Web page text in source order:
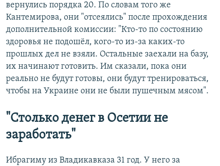
вернулись порядка 20. По словам того же
Кантемирова, они "отсеялись" после прохождения
дополнительной комиссии: "Кто-то по состоянию
здоровья не подошёл, кого-то из-за каких-то
прошлых дел не взяли. Остальные заехали на базу,
их начинают готовить. Им сказали, пока они
реально не будут готовы, они будут тренироваться,
чтобы на Украине они не были пушечным мясом".
"Столько денег в Осетии не
заработать"
Ибрагиму из Владикавказа 31 год. У него за